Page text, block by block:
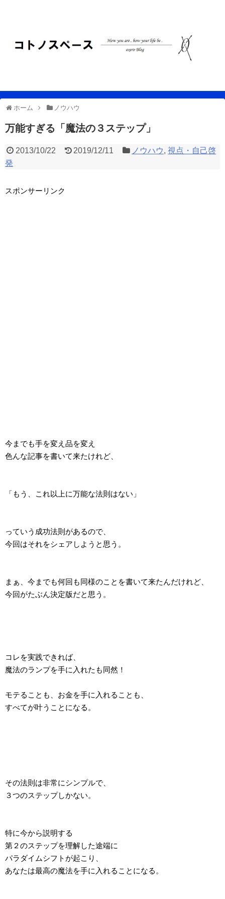
ホーム ノウハウ
万能すぎる「魔法の３ステップ」
2013/10/22 2019/12/11 ノウハウ,視点・自己啓
発
スポンサーリンク
今までも手を変え品を変え
色んな記事を書いて来たけれど、
「もう、これ以上に万能な法則はない」
っていう成功法則があるので、
今回はそれをシェアしようと思う。
まぁ、今までも何回も同様のことを書いて来たんだけれど、
今回がたぶん決定版だと思う。
コレを実践できれば、
魔法のランプを手に入れたも同然！
モテることも、お金を手に入れることも、
すべてが叶うことになる。
その法則は非常にシンプルで、
３つのステップしかない。
特に今から説明する
第２のステップを理解した途端に
パラダイムシフトが起こり、
あなたは最高の魔法を手に入れることになる。